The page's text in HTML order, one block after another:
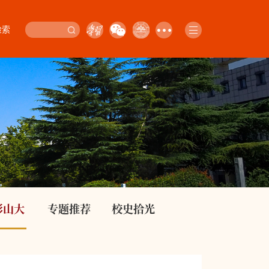
索
大 专题推荐 校史拾光